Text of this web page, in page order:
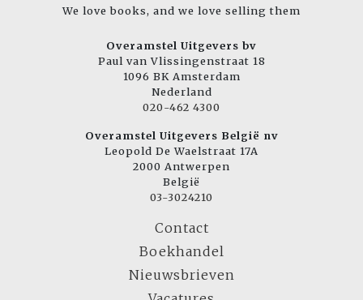
We love books, and we love selling them
Overamstel Uitgevers bv
Paul van Vlissingenstraat 18
1096 BK Amsterdam
Nederland
020-462 4300
Overamstel Uitgevers België nv
Leopold De Waelstraat 17A
2000 Antwerpen
België
03-3024210
Contact
Boekhandel
Nieuwsbrieven